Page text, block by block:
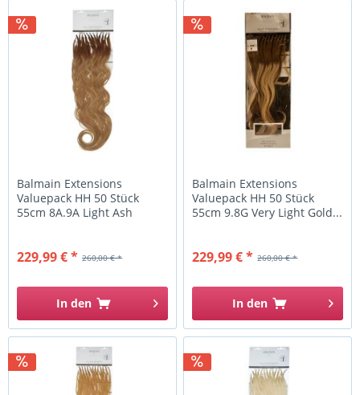
Balmain Extensions
Valuepack HH 50 Stück
55cm 8A.9A Light Ash
260,00 € *
229,99 € *
In den
Balmain Extensions
Valuepack HH 50 Stück
55cm 9.8G Very Light Gold...
260,00 € *
229,99 € *
In den